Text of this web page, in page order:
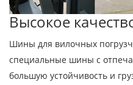
Высокое
Шины для вилочных
специальные шины с
большую устойчивость и